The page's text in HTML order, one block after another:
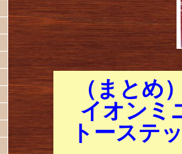
（まとめ
イオンミ
トーステ